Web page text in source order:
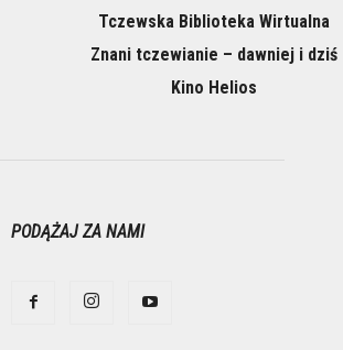
Tczewska Biblioteka Wirtualna
Znani tczewianie – dawniej i dziś
Kino Helios
PODĄŻAJ ZA NAMI